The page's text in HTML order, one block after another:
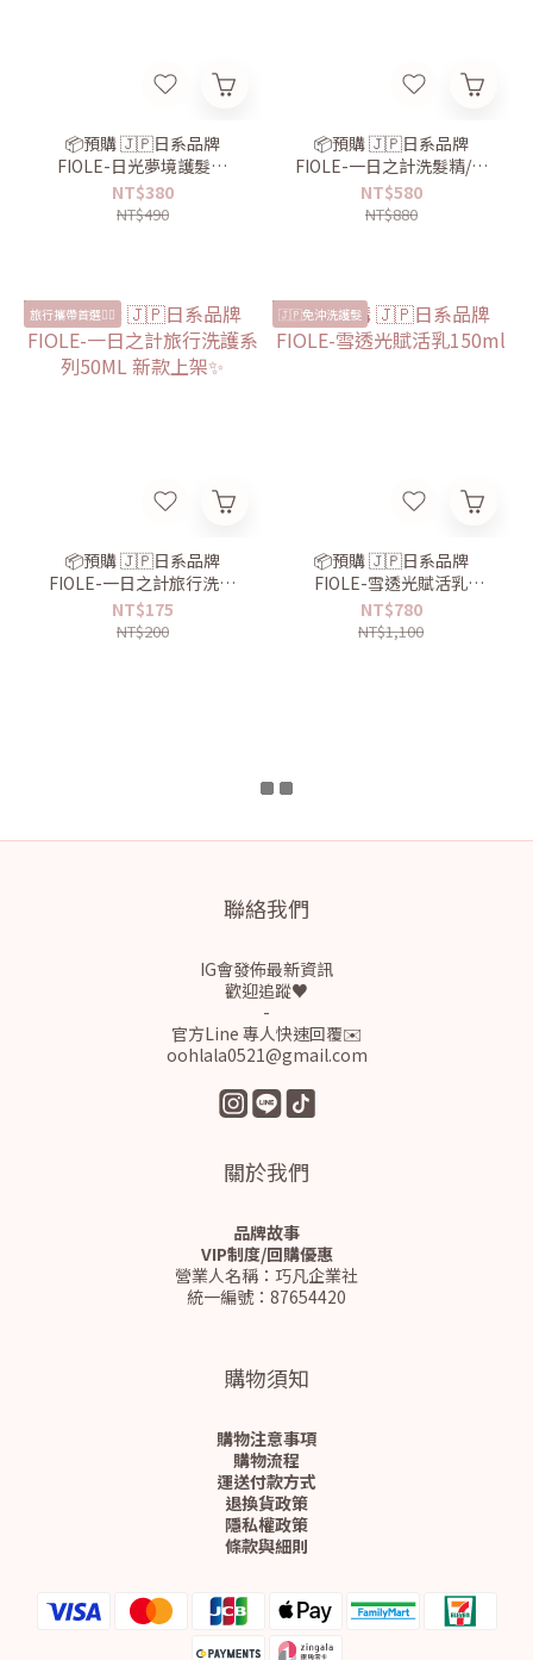
📦預購 🇯🇵日系品牌
FIOLE-日光夢境護髮油
30ml 玫瑰香味🌹
NT$380
NT$490
📦預購 🇯🇵日系品牌
FIOLE-一日之計洗髮精/護
髮乳550ml
NT$580
NT$880
旅行攜帶首選👍🏻
📦預購 🇯🇵日系品牌
FIOLE-一日之計旅行洗護
系列50ML 新款上架✨
NT$175
NT$200
🇯🇵免沖洗護髮
📦預購 🇯🇵日系品牌
FIOLE-雪透光賦活乳
150ml
NT$780
NT$1,100
聯絡我們
IG會發佈最新資訊
歡迎追蹤♥
-
官方Line 專人快速回覆✉️
oohlala0521@gmail.com
關於我們
品牌故事
VIP制度/回購優惠
營業人名稱：巧凡企業社
統一編號：87654420
購物須知
購物注意事項
購物流程
運送付款方式
退換貨政策
隱私權政策
條款與細則